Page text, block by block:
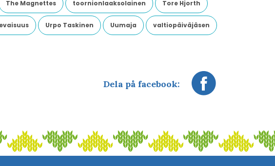
The Magnettes toornionlaaksolainen Tore Hjorth
Urpo Taskinen Uumaja valtiopäiväjäsen
Dela på facebook: